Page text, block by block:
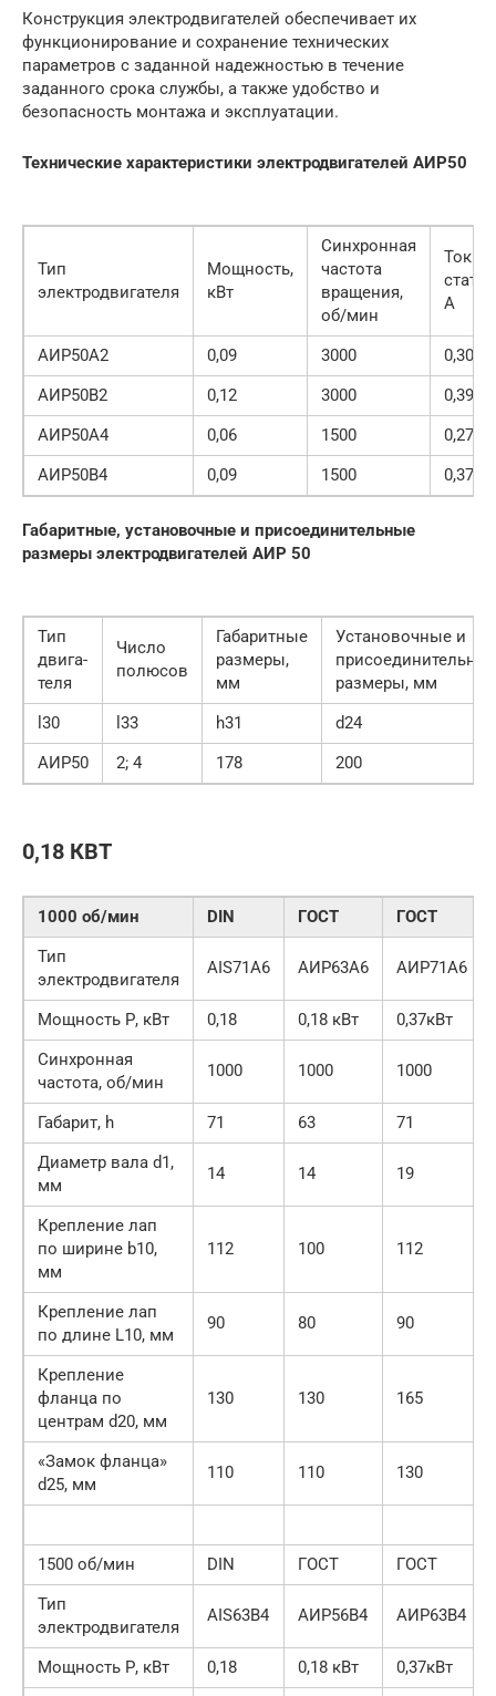
Конструкция электродвигателей обеспечивает их
функционирование и сохранение технических
параметров с заданной надежностью в течение
заданного срока службы, а также удобство и
безопасность монтажа и эксплуатации.
Технические характеристики электродвигателей АИР50
Тип
электродвигателя
Мощность,
кВт
Синхронная
частота
вращения,
об/мин
Ток
А
АИР50А2 0,09 3000
0,30
АИР50В2
0,12 3000
0,39
АИР50А4
0,06 1500
0,27
АИР50В4
0,09 1500 0,37
Габаритные, установочные и присоединительные
размеры электродвигателей АИР 50
Тип
двига-
теля
Число
полюсов
Габаритные
размеры,
мм
Установочные и
размеры, мм
l30
l33 h31
d24
АИР50
2; 4 178 200
0,18 КВТ
1000 об/мин DIN ГОСТ
ГОСТ
Тип
электродвигателя
АIS71А6 АИР63А6 АИР71А6
Мощность Р, кВт 0,18 0,18 кВт
0,37кВт
Синхронная
частота, об/мин
1000 1000 1000
Габарит, h 71 63
71
Диаметр вала d1,
мм
14 14 19
Крепление лап
по ширине b10,
мм
112 100 112
Крепление лап
по длине L10, мм
90 80 90
Крепление
фланца по
центрам d20, мм
130 130 165
«Замок фланца»
d25, мм
110 110 130
1500 об/мин DIN ГОСТ
ГОСТ
Тип
электродвигателя
АIS63В4 АИР56В4 АИР63В4
Мощность Р, кВт 0,18 0,18 кВт
0,37кВт